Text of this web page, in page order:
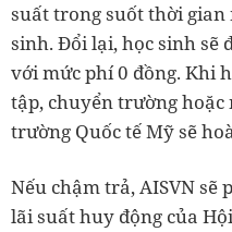
suất trong suốt thời
sinh. Đổi lại, học sinh sẽ
với mức phí 0 đồng. Khi
tập, chuyển trường
trường Quốc tế Mỹ sẽ
Nếu chậm trả, AISVN
lãi suất huy động của